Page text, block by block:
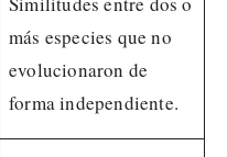
más especies que no
evolucionaron de
forma independiente.